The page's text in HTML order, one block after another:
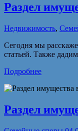
Раздел
Недвижимость,
Сегодня мы
статьей. Также
Подробнее
Раздел